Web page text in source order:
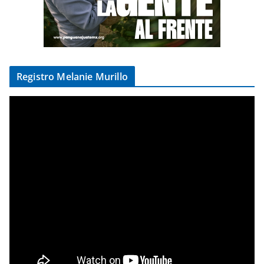
Registro Melanie Murillo